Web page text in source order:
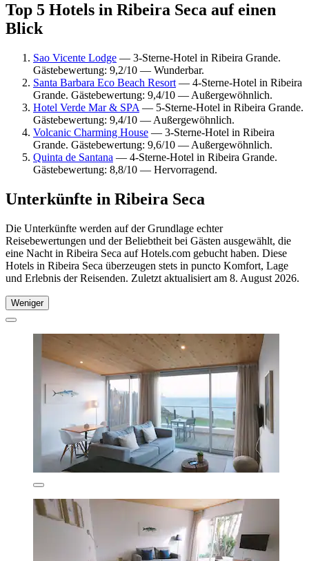
Top 5 Hotels in Ribeira Seca auf einen
Blick
Sao Vicente Lodge — 3-Sterne-Hotel in Ribeira Grande.
Gästebewertung: 9,2/10 — Wunderbar.
Santa Barbara Eco Beach Resort — 4-Sterne-Hotel in Ribeira
Grande. Gästebewertung: 9,4/10 — Außergewöhnlich.
Hotel Verde Mar & SPA — 5-Sterne-Hotel in Ribeira Grande.
Gästebewertung: 9,4/10 — Außergewöhnlich.
Volcanic Charming House — 3-Sterne-Hotel in Ribeira
Grande. Gästebewertung: 9,6/10 — Außergewöhnlich.
Quinta de Santana — 4-Sterne-Hotel in Ribeira Grande.
Gästebewertung: 8,8/10 — Hervorragend.
Unterkünfte in Ribeira Seca
Die Unterkünfte werden auf der Grundlage echter
Reisebewertungen und der Beliebtheit bei Gästen ausgewählt, die
eine Nacht in Ribeira Seca auf Hotels.com gebucht haben. Diese
Hotels in Ribeira Seca überzeugen stets in puncto Komfort, Lage
und Erlebnis der Reisenden. Zuletzt aktualisiert am 8. August 2026.
Weniger